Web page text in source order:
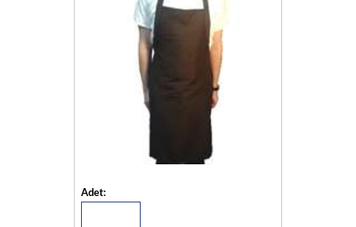
Adet: